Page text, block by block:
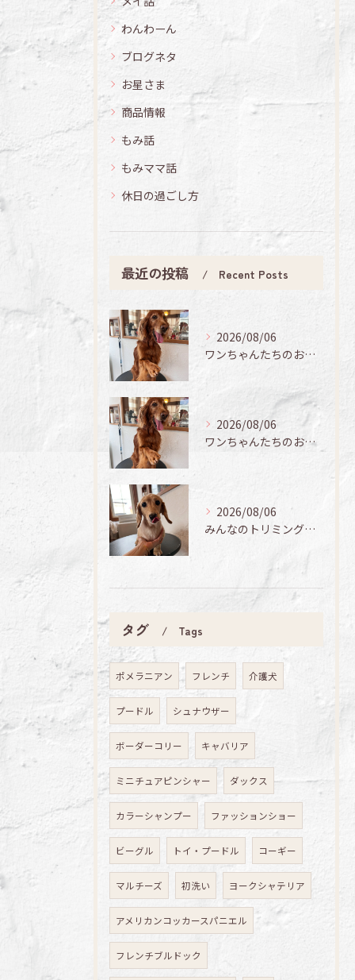
わんわーん
ブログネタ
お星さま
商品情報
もみ話
もみママ話
休日の過ごし方
最近の投稿 Recent Posts
2026/08/06
ワンちゃんたちのお手入れ日記🐶✨
2026/08/06
ワンちゃんたちのお手入れ日記🐶✨
2026/08/06
みんなのトリミング日記🌟
タグ Tags
ポメラニアン フレンチ 介護犬
プードル シュナウザー
ボーダーコリー キャバリア
ミニチュアピンシャー ダックス
カラーシャンプー ファッションショー
ビーグル トイ・プードル コーギー
マルチーズ 初洗い ヨークシャテリア
アメリカンコッカースパニエル
フレンチブルドック